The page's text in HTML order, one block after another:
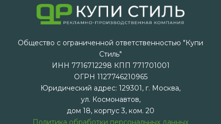
Общество с ограниченной ответственностью "Купи
Стиль"
ИНН 7716712298 КПП 771701001
ОГРН 1127746210965
Юридический адрес: 129301, г. Москва,
ул. Космонавтов,
дом 18, корпус 3, ком. 20
Политика обработки персональных данных